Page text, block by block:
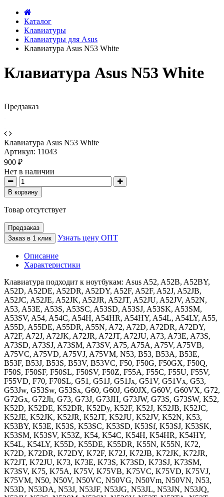
Каталог
Клавиатуры
Клавиатуры для Asus
Клавиатура Asus N53 White
Клавиатура Asus N53 White
Предзаказ
Клавиатура Asus N53 White
Артикул: 11043
900 ₽
Нет в наличии
В корзину
Товар отсутствует
Предзаказ
Заказ в 1 клик
Узнать цену ОПТ
Описание
Характеристики
Клавиатура подходит к ноутбукам: Asus A52, A52B, A52BY,
A52D, A52DE, A52DR, A52DY, A52F, A52F, A52J, A52JB,
A52JC, A52JE, A52JK, A52JR, A52JT, A52JU, A52JV, A52N,
A53, A53E, A53S, A53SC, A53SD, A53SJ, A53SK, A53SM,
A53SV, A54, A54C, A54H, A54HR, A54HY, A54L, A54LY, A55,
A55D, A55DE, A55DR, A55N, A72, A72D, A72DR, A72DY,
A72F, A72J, A72JK, A72JR, A72JT, A72JU, A73, A73E, A73S,
A73SD, A73SJ, A73SM, A73SV, A75, A75A, A75V, A75VB,
A75VC, A75VD, A75VJ, A75VM, N53, B53, B53A, B53E,
B53F, B53J, B53S, B53V, B53VC, F50, F50G, F50GX, F50Q,
F50S, F50SF, F50SL, F50SV, F50Z, F55A, F55C, F55U, F55V,
F55VD, F70, F70SL, G51, G51J, G51Jx, G51V, G51Vx, G53,
G53Jw, G53Sw, G53Sx, G60, G60J, G60JX, G60V, G60VX, G72,
G72Gx, G72Jh, G73, G73J, G73JH, G73JW, G73S, G73SW, K52,
K52D, K52DE, K52DR, K52Dy, K52F, K52J, K52JB, K52JC,
K52JE, K52JK, K52JR, K52JT, K52JU, K52JV, K52N, K53,
K53BY, K53E, K53S, K53SC, K53SD, K53Sf, K53SJ, K53SK,
K53SM, K53SV, K53Z, K54, K54C, K54H, K54HR, K54HY,
K54L, K54LY, K55D, K55DE, K55DR, K55N, K55N, K72,
K72D, K72DR, K72DY, K72F, K72J, K72JB, K72JK, K72JR,
K72JT, K72JU, K73, K73E, K73S, K73SD, K73SJ, K73SM,
K73SV, K75, K75A, K75V, K75VB, K75VC, K75VD, K75VJ,
K75VM, N50, N50V, N50VC, N50VG, N50Vm, N50VN, N53,
N53D, N53DA, N53J, N53JF, N53JG, N53JL, N53JN, N53JQ,